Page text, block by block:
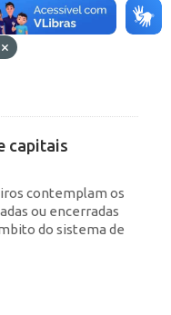
IED
capitais
contemplam os
ou encerradas
do sistema de